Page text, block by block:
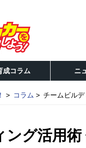
成コラム ニ
コラム チームビル
ング活用